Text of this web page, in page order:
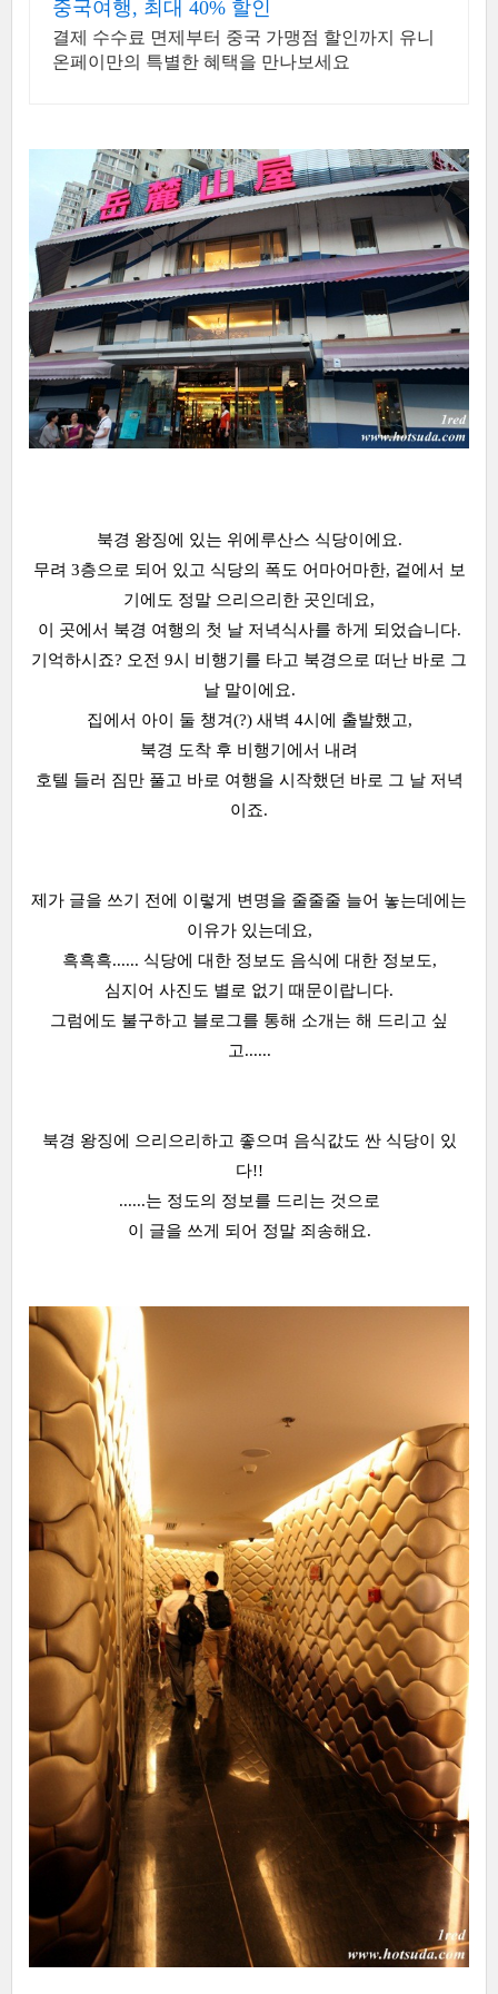
중국여행, 최대 40% 할인
결제 수수료 면제부터 중국 가맹점 할인까지 유니
온페이만의 특별한 혜택을 만나보세요
북경 왕징에 있는 위에루산스 식당이에요.
무려 3층으로 되어 있고 식당의 폭도 어마어마한, 겉에서 보
기에도 정말 으리으리한 곳인데요,
이 곳에서 북경 여행의 첫 날 저녁식사를 하게 되었습니다.
기억하시죠? 오전 9시 비행기를 타고 북경으로 떠난 바로 그
날 말이에요.
집에서 아이 둘 챙겨(?) 새벽 4시에 출발했고,
북경 도착 후 비행기에서 내려
호텔 들러 짐만 풀고 바로 여행을 시작했던 바로 그 날 저녁
이죠.
제가 글을 쓰기 전에 이렇게 변명을 줄줄줄 늘어 놓는데에는
이유가 있는데요,
흑흑흑...... 식당에 대한 정보도 음식에 대한 정보도,
심지어 사진도 별로 없기 때문이랍니다.
그럼에도 불구하고 블로그를 통해 소개는 해 드리고 싶
고......
북경 왕징에 으리으리하고 좋으며 음식값도 싼 식당이 있
다!!
......는 정도의 정보를 드리는 것으로
이 글을 쓰게 되어 정말 죄송해요.